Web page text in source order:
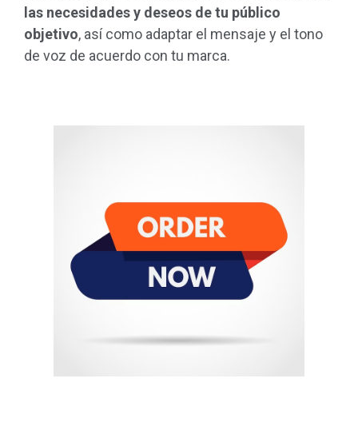
las necesidades y deseos de tu público
objetivo, así como adaptar el mensaje y el tono
de voz de acuerdo con tu marca.